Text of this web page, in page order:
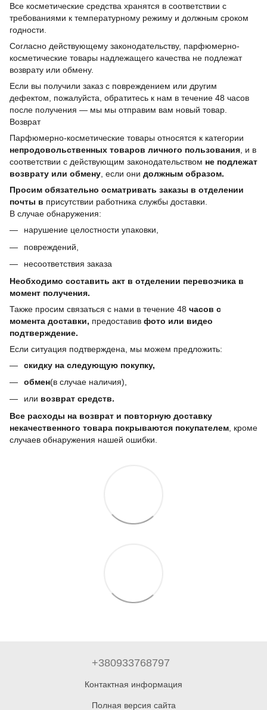
Все косметические средства хранятся в соответствии с
требованиями к температурному режиму и должным сроком
годности.
Согласно действующему законодательству, парфюмерно-
косметические товары надлежащего качества не подлежат
возврату или обмену.
Если вы получили заказ с повреждением или другим
дефектом, пожалуйста, обратитесь к нам в течение 48 часов
после получения — мы мы отправим вам новый товар.
Возврат
Парфюмерно-косметические товары относятся к категории
непродовольственных товаров личного пользования, и в
соответствии с действующим законодательством не подлежат
возврату или обмену, если они должным образом.
Просим обязательно осматривать заказы в отделении
почты в присутствии работника службы доставки.
В случае обнаружения:
нарушение целостности упаковки,
повреждений,
несоответствия заказа
Необходимо составить акт в отделении перевозчика в
момент получения.
Также просим связаться с нами в течение 48 часов с
момента доставки, предоставив фото или видео
подтверждение.
Если ситуация подтверждена, мы можем предложить:
скидку на следующую покупку,
обмен(в случае наличия),
или возврат средств.
Все расходы на возврат и повторную доставку
некачественного товара покрываются покупателем , кроме
случаев обнаружения нашей ошибки.
+380933768797
Контактная информация
Полная версия сайта